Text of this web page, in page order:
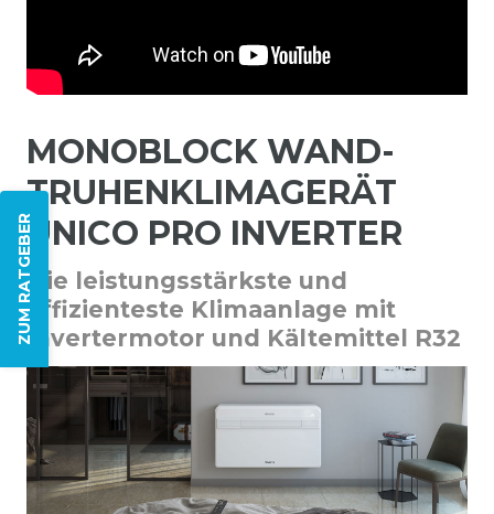
ZUM RATGEBER
MONOBLOCK WAND-
TRUHENKLIMAGERÄT
UNICO PRO INVERTER
Die leistungsstärkste und
effizienteste Klimaanlage mit
Invertermotor und Kältemittel R32